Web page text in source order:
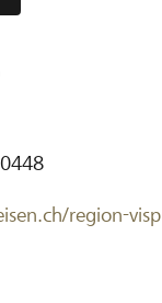
region-visp